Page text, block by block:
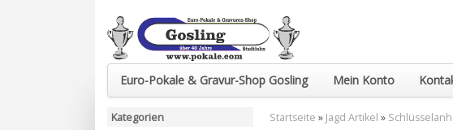
Euro-Pokale & Gravur-Shop Gosling Mein Konto
Startseite » Jagd Artikel »
Kategorien